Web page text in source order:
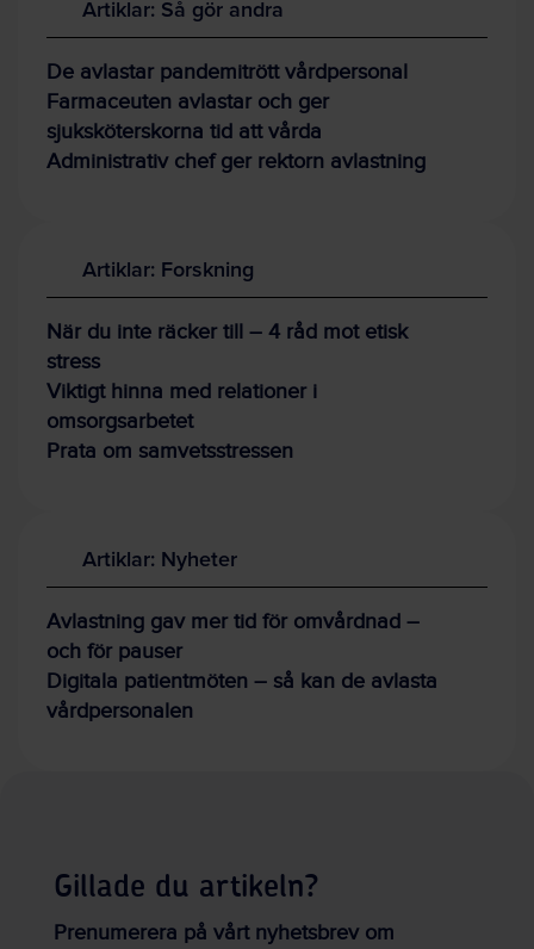
Artiklar: Så gör andra
De avlastar pandemitrött vårdpersonal
Farmaceuten avlastar och ger
sjuksköterskorna tid att vårda
Administrativ chef ger rektorn avlastning
Artiklar: Forskning
När du inte räcker till – 4 råd mot etisk
stress
Viktigt hinna med relationer i
omsorgsarbetet
Prata om samvetsstressen
Artiklar: Nyheter
Avlastning gav mer tid för omvårdnad –
och för pauser
Digitala patientmöten – så kan de avlasta
vårdpersonalen
Gillade du artikeln?
Prenumerera på vårt nyhetsbrev om